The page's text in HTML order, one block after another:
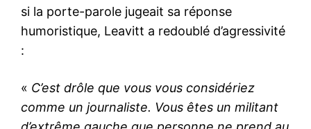
si la porte-parole jugeait sa réponse
humoristique, Leavitt a redoublé d’agressivité
:
« C’est drôle que vous vous considériez
comme un journaliste. Vous êtes un militant